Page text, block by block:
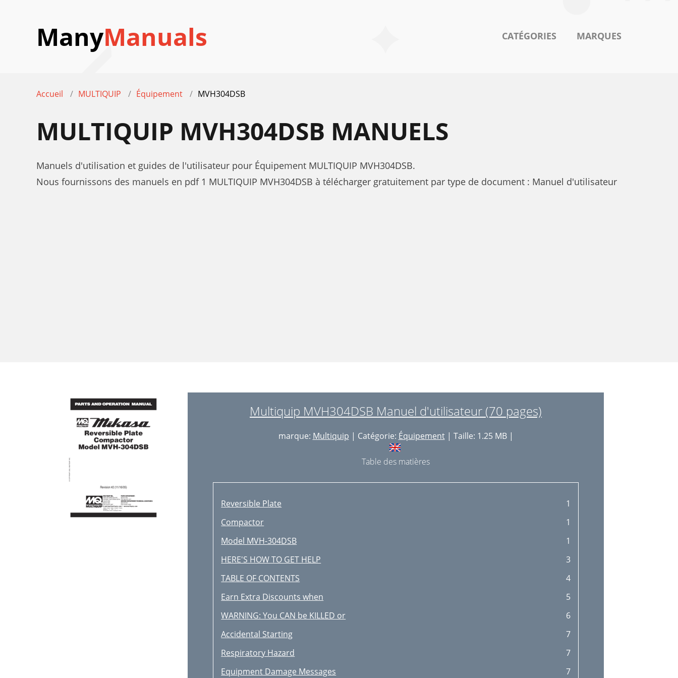
ManyManuals CATÉGORIES MARQUES
Accueil MULTIQUIP Équipement MVH304DSB
MULTIQUIP MVH304DSB MANUELS
Manuels d'utilisation et guides de l'utilisateur pour Équipement MULTIQUIP MVH304DSB.
Nous fournissons des manuels en pdf 1 MULTIQUIP MVH304DSB à télécharger gratuitement par type de document : Manuel d'utilisateur
Multiquip MVH304DSB Manuel d'utilisateur (70 pages)
marque: Multiquip | Catégorie: Équipement| Taille: 1.25 MB |
Table des matières
Reversible Plate
1
Compactor
1
Model MVH-304DSB
1
HERE'S HOW TO GET HELP
3
TABLE OF CONTENTS
4
Earn Extra Discounts when
5
WARNING: You CAN be KILLED or
6
Accidental Starting
7
Respiratory Hazard
7
Equipment Damage Messages
7